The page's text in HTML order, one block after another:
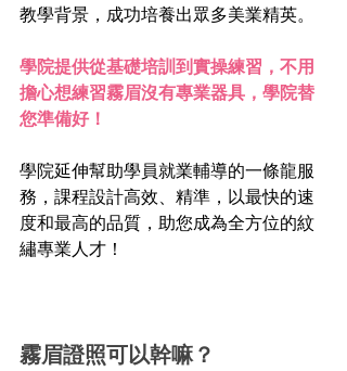
教學背景，成功培養出眾多美業精英。
學院提供從基礎培訓到實操練習，不用
擔心想練習霧眉沒有專業器具，學院替
您準備好！
學院延伸幫助學員就業輔導的一條龍服
務，課程設計高效、精準，以最快的速
度和最高的品質，助您成為全方位的紋
繡專業人才！
霧眉證照可以幹嘛？